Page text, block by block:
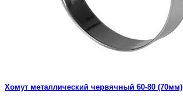
Хомут металлический червячный 60-80 (70мм)